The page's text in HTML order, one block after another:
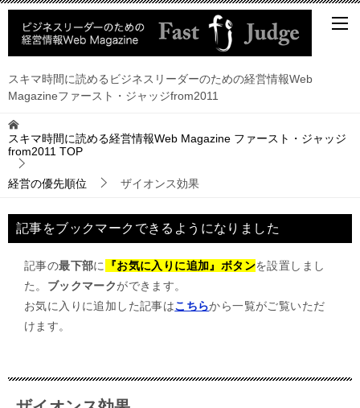
スキマ時間に読めるビジネスリーダーのための経営情報Web
Magazineファースト・ジャッジfrom2011
スキマ時間に読める経営情報Web Magazine ファースト・ジャッジ
from2011 TOP
経営の優先順位 ザイオンス効果
記事をブックマークできるようになりました
記事の最下部に 『お気に入りに追加』ボタンを設置しまし
た。 ブックマークができます。
お気に入りに追加した記事はこちらから一覧がご覧いただ
けます。